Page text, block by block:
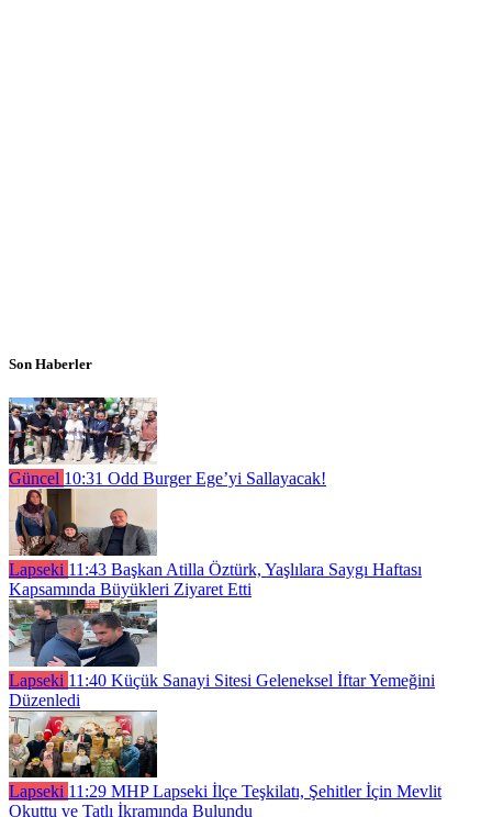
Son Haberler
Güncel 10:31 Odd Burger Ege’yi Sallayacak!
Lapseki 11:43 Başkan Atilla Öztürk, Yaşlılara Saygı Haftası
Kapsamında Büyükleri Ziyaret Etti
Lapseki 11:40 Küçük Sanayi Sitesi Geleneksel İftar Yemeğini
Düzenledi
Lapseki 11:29 MHP Lapseki İlçe Teşkilatı, Şehitler İçin Mevlit
Okuttu ve Tatlı İkramında Bulundu